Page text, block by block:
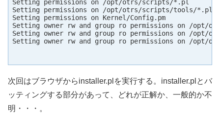
Setting permissions on /opt/otrs/scripts/*.pl
Setting permissions on /opt/otrs/scripts/tools/*.pl
Setting permissions on Kernel/Config.pm
Setting owner rw and group ro permissions on /opt/
Setting owner rw and group ro permissions on /opt/
Setting owner rw and group ro permissions on /opt/
次回はブラウザからinstaller.plを実行する。installer.plとバ
ッティングする部分があって、どれが正解か、一般的か不
明・・・。